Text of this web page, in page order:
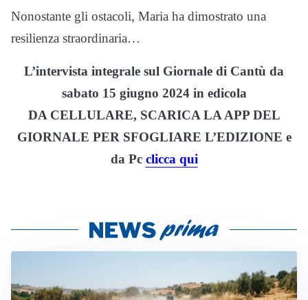
Nonostante gli ostacoli, Maria ha dimostrato una
resilienza straordinaria…
L’intervista integrale sul Giornale di Cantù da
sabato 15 giugno 2024 in edicola
DA CELLULARE, SCARICA LA APP DEL
GIORNALE PER SFOGLIARE L’EDIZIONE e
da Pc clicca qui